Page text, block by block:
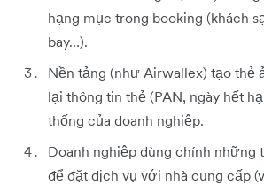
hạng mục trong booking (khách
bay…).
Nền tảng (như Airwallex) tạo thẻ
lại thông tin thẻ (PAN, ngày hết
thống của doanh nghiệp.
Doanh nghiệp dùng chính những
để đặt dịch vụ với nhà cung cấp